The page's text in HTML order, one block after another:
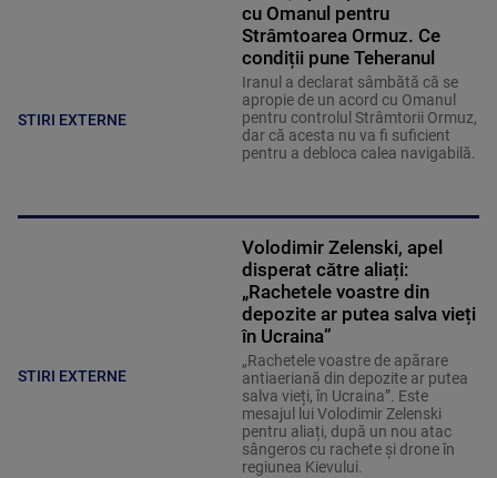
STIRI EXTERNE
cu Omanul pentru
Strâmtoarea Ormuz. Ce
condiții pune Teheranul
Iranul a declarat sâmbătă că se
apropie de un acord cu Omanul
pentru controlul Strâmtorii Ormuz,
dar că acesta nu va fi suficient
pentru a debloca calea navigabilă.
STIRI EXTERNE
Volodimir Zelenski, apel
disperat către aliați:
„Rachetele voastre din
depozite ar putea salva vieți
în Ucraina”
„Rachetele voastre de apărare
antiaeriană din depozite ar putea
salva vieți, în Ucraina”. Este
mesajul lui Volodimir Zelenski
pentru aliați, după un nou atac
sângeros cu rachete și drone în
regiunea Kievului.